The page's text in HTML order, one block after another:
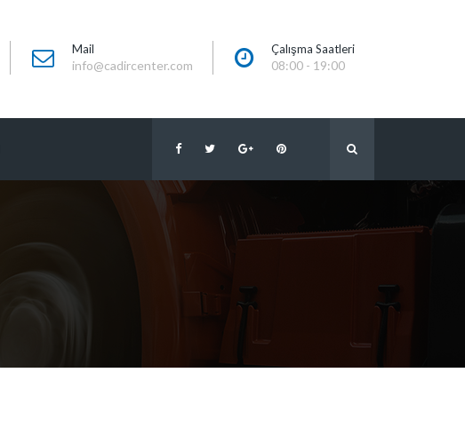
Mail
info@cadircenter.com
Çalışma Saatleri
08:00 - 19:00